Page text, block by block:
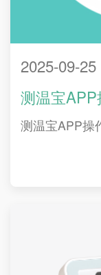
2025-09-25
测温宝
测温宝APP操